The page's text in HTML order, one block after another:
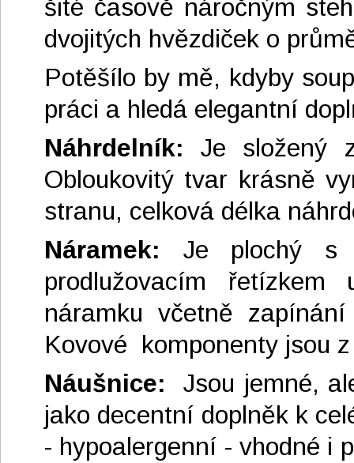
šité časově náročným
dvojitých hvězdiček o
Potěšílo by mě, kdyby
práci a hledá elegantní
Náhrdelník:Je složený
Obloukovitý tvar krásně
stranu, celková délka
Náramek: Je plochý s
prodlužovacím řetízkem
náramku včetně
Kovové komponenty jsou
Náušnice:
Jsou jemné,
jako decentní doplněk k
- hypoalergenní - vhodné i